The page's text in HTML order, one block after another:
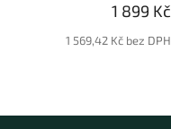
1 899 Kč
1 569,42 Kč bez DPH